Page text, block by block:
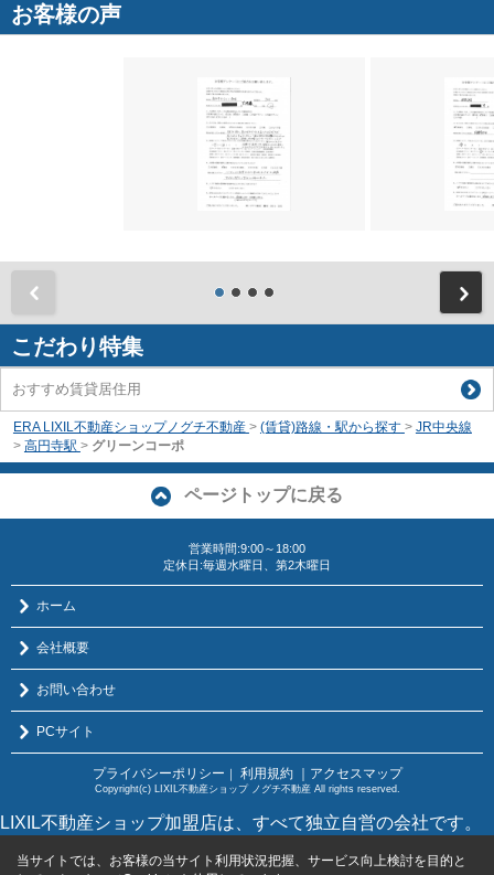
お客様の声
こだわり特集
おすすめ賃貸居住用
ERA LIXIL不動産ショップノグチ不動産 > (賃貸)路線・駅から探す > JR中央線
> 高円寺駅 > グリーンコーポ
ページトップに戻る
営業時間:9:00～18:00
定休日:毎週水曜日、第2木曜日
ホーム
会社概要
お問い合わせ
PCサイト
プライバシーポリシー 利用規約 ｜アクセスマップ
Copyright(c) LIXIL不動産ショップ ノグチ不動産 All rights reserved.
LIXIL不動産ショップ加盟店は、すべて独立自営の会社です。
当サイトでは、お客様の当サイト利用状況把握、サービス向上検討を目的と